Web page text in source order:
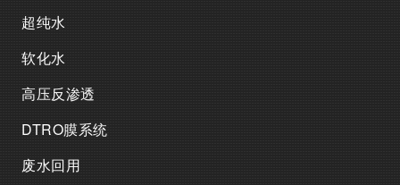
超纯水
软化水
高压反渗透
DTRO膜系统
废水回用